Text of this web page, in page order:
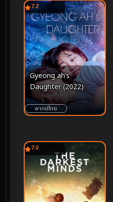
7.2
Gyeong ah’s
Daughter (2022)
พากย์ไทย
7.0